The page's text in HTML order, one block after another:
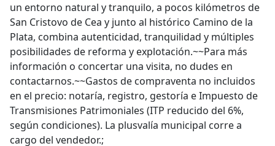
un entorno natural y tranquilo, a pocos kilómetros de
San Cristovo de Cea y junto al histórico Camino de la
Plata, combina autenticidad, tranquilidad y múltiples
posibilidades de reforma y explotación.~~Para más
información o concertar una visita, no dudes en
contactarnos.~~Gastos de compraventa no incluidos
en el precio: notaría, registro, gestoría e Impuesto de
Transmisiones Patrimoniales (ITP reducido del 6%,
según condiciones). La plusvalía municipal corre a
cargo del vendedor.;